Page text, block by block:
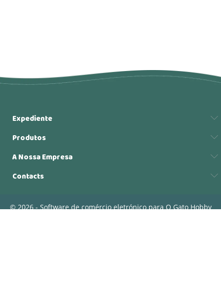
Expediente
Produtos
A Nossa Empresa
Contacts
© 2026 - Software de comércio eletrónico para O Gato Hobby